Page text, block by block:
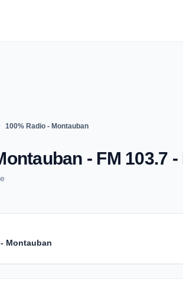
100% Radio - Montauban
- FM 103.7
Montauban